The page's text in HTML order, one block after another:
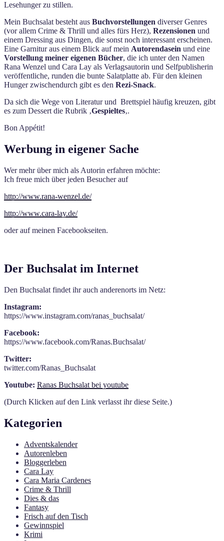
Lesehunger zu stillen.
Mein Buchsalat besteht aus Buchvorstellungen diverser Genres
(vor allem Crime & Thrill und alles fürs Herz), Rezensionen und
einem Dressing aus Dingen, die sonst noch interessant erscheinen.
Eine Garnitur aus einem Blick auf mein Autorendasein und eine
Vorstellung meiner eigenen Bücher, die ich unter den Namen
Rana Wenzel und Cara Lay als Verlagsautorin und Selfpublisherin
veröffentliche, runden die bunte Salatplatte ab. Für den kleinen
Hunger zwischendurch gibt es den Rezi-Snack.
Da sich die Wege von Literatur und Brettspiel häufig kreuzen, gibt
es zum Dessert die Rubrik ‚Gespieltes‚.
Bon Appétit!
Werbung in eigener Sache
Wer mehr über mich als Autorin erfahren möchte:
Ich freue mich über jeden Besucher auf
http://www.rana-wenzel.de/
http://www.cara-lay.de/
oder auf meinen Facebookseiten.
Der Buchsalat im Internet
Den Buchsalat findet ihr auch anderenorts im Netz:
Instagram:
https://www.instagram.com/ranas_buchsalat/
Facebook:
https://www.facebook.com/Ranas.Buchsalat/
Twitter:
twitter.com/Ranas_Buchsalat
Youtube: Ranas Buchsalat bei youtube
(Durch Klicken auf den Link verlasst ihr diese Seite.)
Kategorien
Adventskalender
Autorenleben
Bloggerleben
Cara Lay
Cara Maria Cardenes
Crime & Thrill
Dies & das
Fantasy
Frisch auf den Tisch
Gewinnspiel
Krimi